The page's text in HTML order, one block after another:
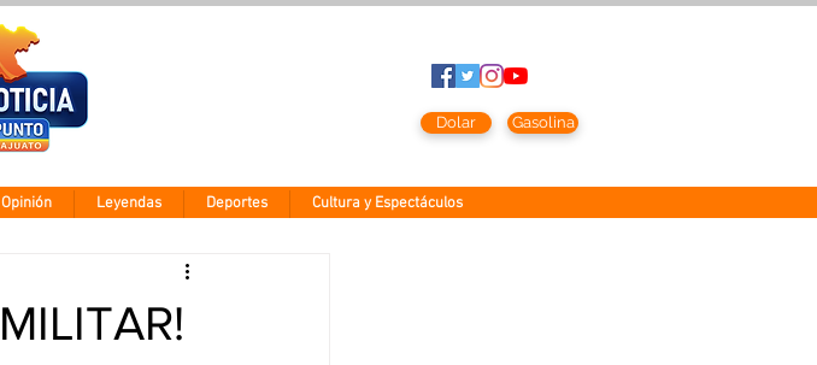
Dolar Gasolina
Opinión Leyendas Deportes Cultura y Espectáculos